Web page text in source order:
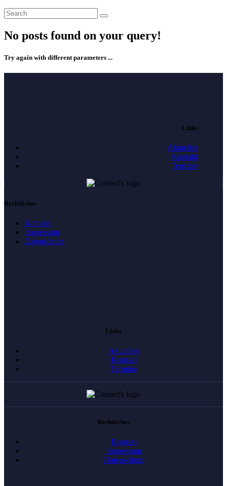
No posts found on your query!
Try again with different parameters ...
Links
Aktuelles
Kontakt
Termine
Rechtliches
Kontakt
Impressum
Datenschutz
Links
Aktuelles
Kontakt
Termine
Rechtliches
Kontakt
Impressum
Datenschutz